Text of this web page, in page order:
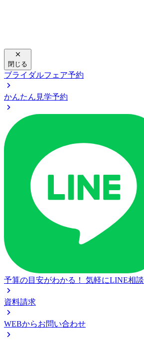
閉じる
ブライダルフェア予約
かんたん見学予約
予算の目安がわかる！ 気軽にLINE相談
資料請求
WEBからお問い合わせ